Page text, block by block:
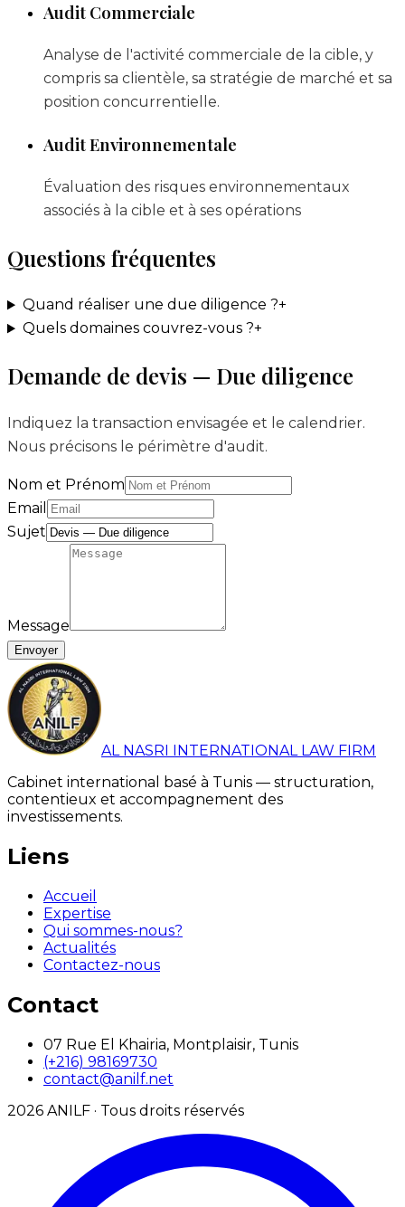
Audit Commerciale
Analyse de l'activité commerciale de la cible, y
compris sa clientèle, sa stratégie de marché et sa
position concurrentielle.
Audit Environnementale
Évaluation des risques environnementaux
associés à la cible et à ses opérations
Questions fréquentes
Quand réaliser une due diligence ?+
Quels domaines couvrez-vous ?+
Demande de devis — Due diligence
Indiquez la transaction envisagée et le calendrier.
Nous précisons le périmètre d'audit.
Nom et Prénom
Email
Sujet
Message
Envoyer
AL NASRI INTERNATIONAL LAW FIRM
Cabinet international basé à Tunis — structuration,
contentieux et accompagnement des
investissements.
Liens
Accueil
Expertise
Qui sommes-nous?
Actualités
Contactez-nous
Contact
07 Rue El Khairia, Montplaisir, Tunis
(+216) 98169730
contact@anilf.net
2026 ANILF · Tous droits réservés